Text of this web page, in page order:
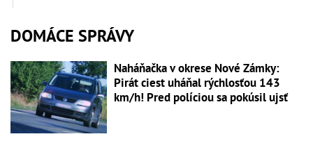
DOMÁCE SPRÁVY
Naháňačka v okrese Nové Zámky:
Pirát ciest uháňal rýchlosťou 143
km/h! Pred políciou sa pokúsil ujsť